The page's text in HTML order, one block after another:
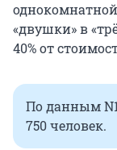
«двушки» в
40% от
По данным
750 человек.